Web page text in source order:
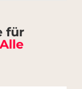
für
Alle